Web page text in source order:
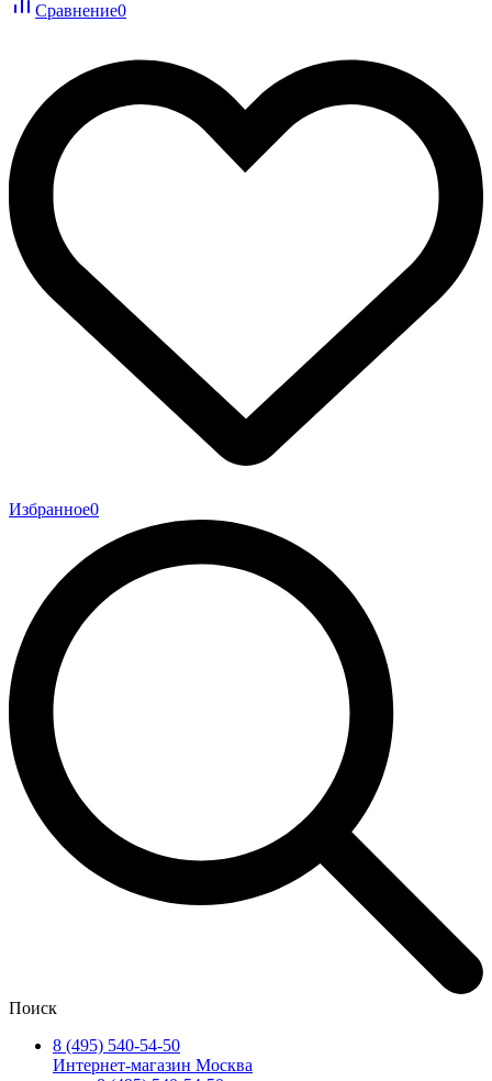
Сравнение0
Избранное0
Поиск
8 (495) 540-54-50
Интернет-магазин Москва